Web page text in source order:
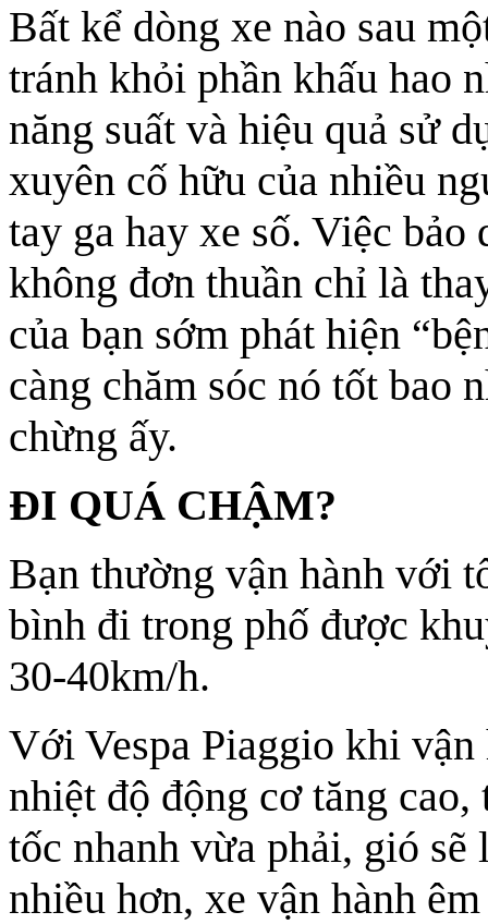
Bất kể dòng xe nào sau
tránh khỏi phần khấu hao
năng suất và hiệu quả sử
xuyên cố hữu của nhiều
tay ga hay xe số. Việc
không đơn thuần chỉ là
của bạn sớm phát hiện
càng chăm sóc nó tốt bao
chừng ấy.
ĐI QUÁ CHẬM?
Bạn thường vận hành với
bình đi trong phố được
30-40km/h.
Với Vespa Piaggio khi vận
nhiệt độ động cơ tăng
tốc nhanh vừa phải, gió
nhiều hơn, xe vận hành